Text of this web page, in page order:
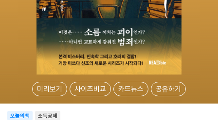
미리보기 사이즈비교 카드뉴스 공유하기
소득공제
오늘의책